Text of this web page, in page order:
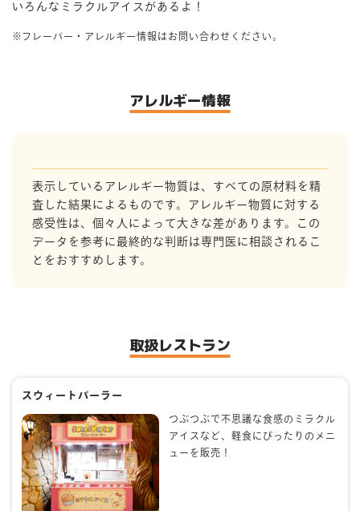
いろんなミラクルアイスがあるよ！
フレーバー・アレルギー情報はお問い合わせください。
アレルギー情報
表示しているアレルギー物質は、すべての原材料を精
査した結果によるものです。アレルギー物質に対する
感受性は、個々人によって大きな差があります。この
データを参考に最終的な判断は専門医に相談されるこ
とをおすすめします。
取扱レストラン
スウィートパーラー
つぶつぶで不思議な食感のミラクル
アイスなど、軽食にぴったりのメニ
ューを販売！